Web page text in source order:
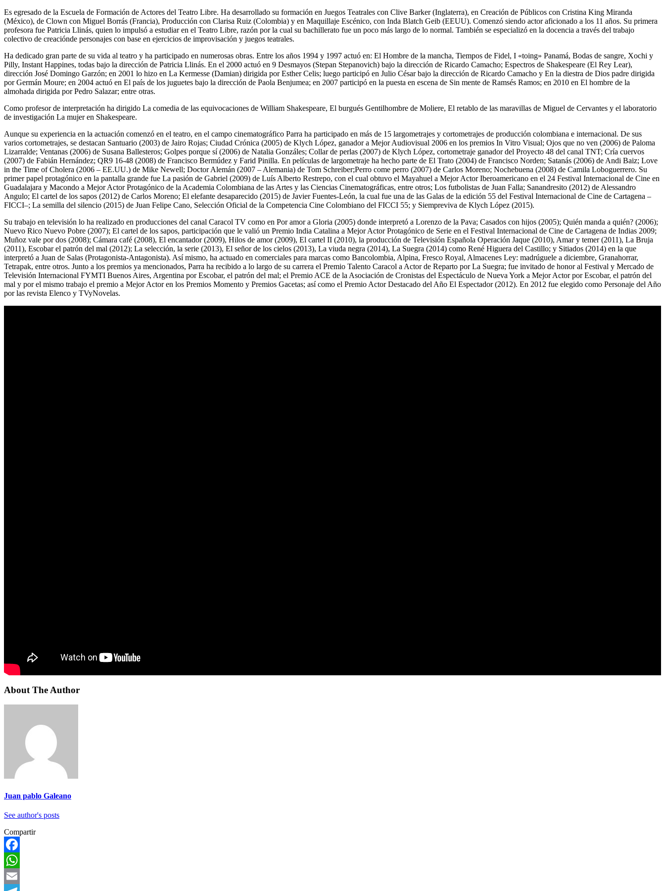
Es egresado de la Escuela de Formación de Actores del Teatro Libre. Ha desarrollado su formación en Juegos Teatrales con Clive Barker (Inglaterra), en Creación de Públicos con Cristina King Miranda
(México), de Clown con Miguel Borrás (Francia), Producción con Clarisa Ruiz (Colombia) y en Maquillaje Escénico, con Inda Blatch Geib (EEUU). Comenzó siendo actor aficionado a los 11 años. Su primera
profesora fue Patricia Llinás, quien lo impulsó a estudiar en el Teatro Libre, razón por la cual su bachillerato fue un poco más largo de lo normal. También se especializó en la docencia a través del trabajo
colectivo de creaciónde personajes con base en ejercicios de improvisación y juegos teatrales.
Ha dedicado gran parte de su vida al teatro y ha participado en numerosas obras. Entre los años 1994 y 1997 actuó en: El Hombre de la mancha, Tiempos de Fidel, I «toing» Panamá, Bodas de sangre, Xochi y
Pilly, Instant Happines, todas bajo la dirección de Patricia Llinás. En el 2000 actuó en 9 Desmayos (Stepan Stepanovich) bajo la dirección de Ricardo Camacho; Espectros de Shakespeare (El Rey Lear),
dirección José Domingo Garzón; en 2001 lo hizo en La Kermesse (Damian) dirigida por Esther Celis; luego participó en Julio César bajo la dirección de Ricardo Camacho y En la diestra de Dios padre dirigida
por Germán Moure; en 2004 actuó en El país de los juguetes bajo la dirección de Paola Benjumea; en 2007 participó en la puesta en escena de Sin mente de Ramsés Ramos; en 2010 en El hombre de la
almohada dirigida por Pedro Salazar; entre otras.
Como profesor de interpretación ha dirigido La comedia de las equivocaciones de William Shakespeare, El burgués Gentilhombre de Moliere, El retablo de las maravillas de Miguel de Cervantes y el laboratorio
de investigación La mujer en Shakespeare.
Aunque su experiencia en la actuación comenzó en el teatro, en el campo cinematográfico Parra ha participado en más de 15 largometrajes y cortometrajes de producción colombiana e internacional. De sus
varios cortometrajes, se destacan Santuario (2003) de Jairo Rojas; Ciudad Crónica (2005) de Klych López, ganador a Mejor Audiovisual 2006 en los premios In Vitro Visual; Ojos que no ven (2006) de Paloma
Lizarralde; Ventanas (2006) de Susana Ballesteros; Golpes porque sí (2006) de Natalia Gonzáles; Collar de perlas (2007) de Klych López, cortometraje ganador del Proyecto 48 del canal TNT; Cría cuervos
(2007) de Fabián Hernández; QR9 16-48 (2008) de Francisco Bermúdez y Farid Pinilla. En películas de largometraje ha hecho parte de El Trato (2004) de Francisco Norden; Satanás (2006) de Andi Baiz; Love
in the Time of Cholera (2006 – EE.UU.) de Mike Newell; Doctor Alemán (2007 – Alemania) de Tom Schreiber;Perro come perro (2007) de Carlos Moreno; Nochebuena (2008) de Camila Loboguerrero. Su
primer papel protagónico en la pantalla grande fue La pasión de Gabriel (2009) de Luís Alberto Restrepo, con el cual obtuvo el Mayahuel a Mejor Actor Iberoamericano en el 24 Festival Internacional de Cine en
Guadalajara y Macondo a Mejor Actor Protagónico de la Academia Colombiana de las Artes y las Ciencias Cinematográficas, entre otros; Los futbolistas de Juan Falla; Sanandresito (2012) de Alessandro
Angulo; El cartel de los sapos (2012) de Carlos Moreno; El elefante desaparecido (2015) de Javier Fuentes-León, la cual fue una de las Galas de la edición 55 del Festival Internacional de Cine de Cartagena –
FICCI–; La semilla del silencio (2015) de Juan Felipe Cano, Selección Oficial de la Competencia Cine Colombiano del FICCI 55; y Siempreviva de Klych López (2015).
Su trabajo en televisión lo ha realizado en producciones del canal Caracol TV como en Por amor a Gloria (2005) donde interpretó a Lorenzo de la Pava; Casados con hijos (2005); Quién manda a quién? (2006);
Nuevo Rico Nuevo Pobre (2007); El cartel de los sapos, participación que le valió un Premio India Catalina a Mejor Actor Protagónico de Serie en el Festival Internacional de Cine de Cartagena de Indias 2009;
Muñoz vale por dos (2008); Cámara café (2008), El encantador (2009), Hilos de amor (2009), El cartel II (2010), la producción de Televisión Española Operación Jaque (2010), Amar y temer (2011), La Bruja
(2011), Escobar el patrón del mal (2012); La selección, la serie (2013), El señor de los cielos (2013), La viuda negra (2014), La Suegra (2014) como René Higuera del Castillo; y Sitiados (2014) en la que
interpretó a Juan de Salas (Protagonista-Antagonista). Así mismo, ha actuado en comerciales para marcas como Bancolombia, Alpina, Fresco Royal, Almacenes Ley: madrúguele a diciembre, Granahorrar,
Tetrapak, entre otros. Junto a los premios ya mencionados, Parra ha recibido a lo largo de su carrera el Premio Talento Caracol a Actor de Reparto por La Suegra; fue invitado de honor al Festival y Mercado de
Televisión Internacional FYMTI Buenos Aires, Argentina por Escobar, el patrón del mal; el Premio ACE de la Asociación de Cronistas del Espectáculo de Nueva York a Mejor Actor por Escobar, el patrón del
mal y por el mismo trabajo el premio a Mejor Actor en los Premios Momento y Premios Gacetas; así como el Premio Actor Destacado del Año El Espectador (2012). En 2012 fue elegido como Personaje del Año
por las revista Elenco y TVyNovelas.
About The Author
Juan pablo Galeano
See author's posts
Compartir
Facebook
WhatsApp